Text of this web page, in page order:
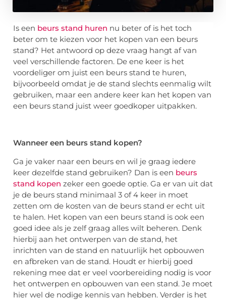
Is een beurs stand huren nu beter of is het toch
beter om te kiezen voor het kopen van een beurs
stand? Het antwoord op deze vraag hangt af van
veel verschillende factoren. De ene keer is het
voordeliger om juist een beurs stand te huren,
bijvoorbeeld omdat je de stand slechts eenmalig wilt
gebruiken, maar een andere keer kan het kopen van
een beurs stand juist weer goedkoper uitpakken.
Wanneer een beurs stand kopen?
Ga je vaker naar een beurs en wil je graag iedere
keer dezelfde stand gebruiken? Dan is een beurs
stand kopen zeker een goede optie. Ga er van uit dat
je de beurs stand minimaal 3 of 4 keer in moet
zetten om de kosten van de beurs stand er echt uit
te halen. Het kopen van een beurs stand is ook een
goed idee als je zelf graag alles wilt beheren. Denk
hierbij aan het ontwerpen van de stand, het
inrichten van de stand en natuurlijk het opbouwen
en afbreken van de stand. Houdt er hierbij goed
rekening mee dat er veel voorbereiding nodig is voor
het ontwerpen en opbouwen van een stand. Je moet
hier wel de nodige kennis van hebben. Verder is het